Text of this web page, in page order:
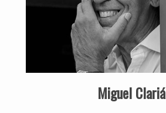
Miguel Clariá